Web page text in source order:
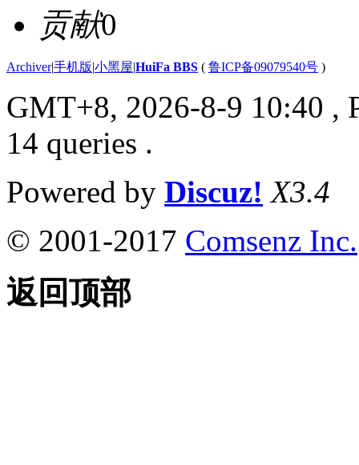
贡献0
Archiver|手机版|小黑屋|HuiFa BBS ( 鲁ICP备09079540号 )
GMT+8, 2026-8-9 10:40 ,
14 queries .
Powered by Discuz! X3.4
© 2001-2017 Comsenz Inc.
返回顶部